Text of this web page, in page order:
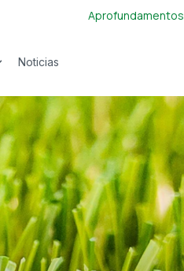
Aprofundamentos
Show submenu for Sobre nós
Noticias